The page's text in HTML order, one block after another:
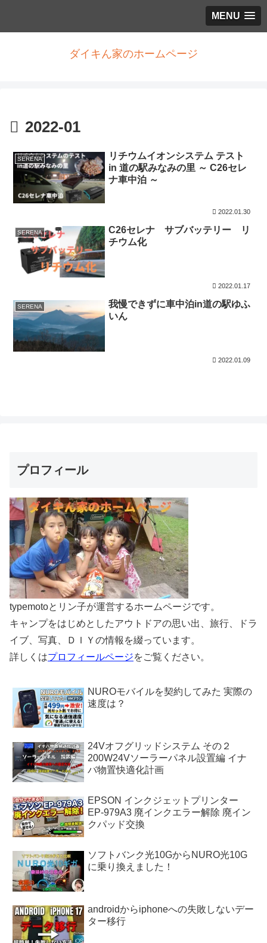
MENU
ダイキん家のホームページ
2022-01
SERENA
リチウムイオンシステム テスト
in 道の駅みなみの里 ～ C26セレ
ナ車中泊 ～
2022.01.30
SERENA
C26セレナ サブバッテリー リ
チウム化
2022.01.17
SERENA
我慢できずに車中泊in道の駅ゆふ
いん
2022.01.09
プロフィール
typemotoとリン子が運営するホームページです。
キャンプをはじめとしたアウトドアの思い出、旅行、ドラ
イブ、写真、ＤＩＹの情報を綴っています。
詳しくはプロフィールページをご覧ください。
NUROモバイルを契約してみた 実際の
速度は？
24Vオフグリッドシステム その２
200W24Vソーラーパネル設置編 イナ
バ物置快適化計画
EPSON インクジェットプリンター
EP-979A3 廃インクエラー解除 廃イン
クパッド交換
ソフトバンク光10GからNURO光10G
に乗り換えました！
androidからiphoneへの失敗しないデー
ター移行